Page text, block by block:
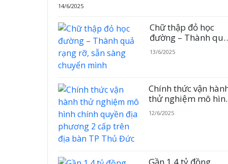
14/6/2025
Chữ thập đỏ học
đường – Thành quả
rạng rỡ, sẵn sàng
chuyển mình
13/6/2025
Chính thức vận
thử nghiệm mô
chính quyền địa
phương 2 cấp trên
12/6/2025